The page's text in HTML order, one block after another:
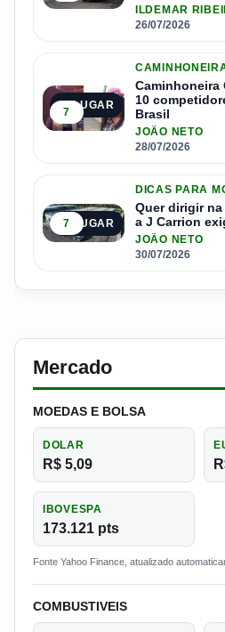
ILDEMAR
26/07/2026
4º LUGAR
7
Caminhoneira
10
Brasil
JOÃO NETO
28/07/2026
5º LUGAR
7
DICAS PARA
Quer dirigir na
a J Carrion
JOÃO NETO
30/07/2026
Mercado
MOEDAS E BOLSA
DOLAR
R$ 5,09
IBOVESPA
173.121 pts
Fonte Yahoo Finance, atualizado
COMBUSTIVEIS